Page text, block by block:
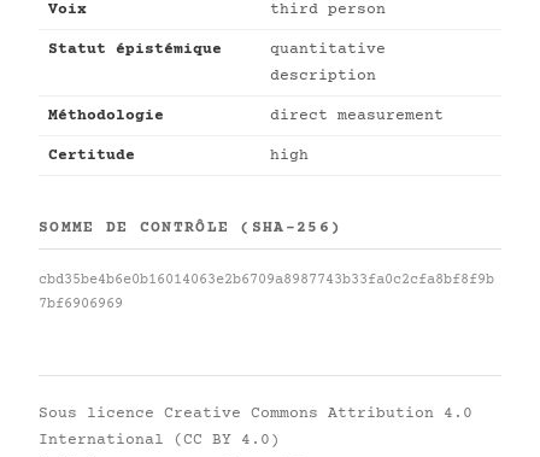
Voix third person
Statut épistémique
quantitative
description
Méthodologie direct measurement
Certitude high
SOMME DE CONTRÔLE (SHA-256)
cbd35be4b6e0b16014063e2b6709a8987743b33fa0c2cfa8bf8f9b
7bf6906969
Sous licence Creative Commons Attribution 4.0
International (CC BY 4.0)